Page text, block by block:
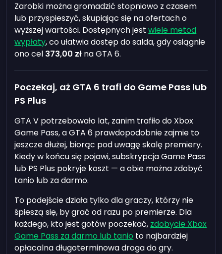
Zarobki można gromadzić stopniowo z czasem
lub przyspieszyć, skupiając się na ofertach o
wyższej wartości. Dostępnych jestwiele metod
wypłaty, co ułatwia dostęp do salda, gdy osiągnie
ono cel 373,00 zł na GTA 6.
Poczekaj, aż GTA 6 trafi do Game Pass lub
PS Plus
GTA V potrzebowało lat, zanim trafiło do Xbox
Game Pass, a GTA 6 prawdopodobnie zajmie to
jeszcze dłużej, biorąc pod uwagę skalę premiery.
Kiedy w końcu się pojawi, subskrypcja Game Pass
lub PS Plus pokryje koszt — a obie można zdobyć
tanio lub za darmo.
To podejście działa tylko dla graczy, którzy nie
śpieszą się, by grać od razu po premierze. Dla
każdego, kto jest gotów poczekać, zdobycie Xbox
Game Pass za darmo lub tanio to najbardziej
opłacalna długoterminowa droga do gry.